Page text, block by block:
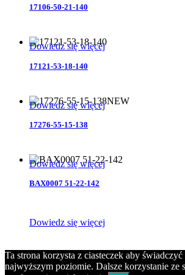
17106-50-21-140
Dowiedz się więcej
17121-53-18-140
Dowiedz się więcejNEW
17276-55-15-138
Dowiedz się więcej
BAX0007 51-22-142
Dowiedz się więcej
Copyright © BEAR Eyewear 2020
Ta strona korzysta z ciasteczek aby świadczyć
najwyższym poziomie. Dalsze korzystanie ze